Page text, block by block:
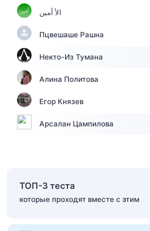
الأ أمين
Пцвешаше Рашна
Некто-Из Тумана
Алина Политова
Егор Князев
Арсалан Цампилова
ТОП-3 теста
которые проходят вместе с этим